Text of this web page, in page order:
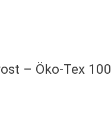
– Öko-Tex 100